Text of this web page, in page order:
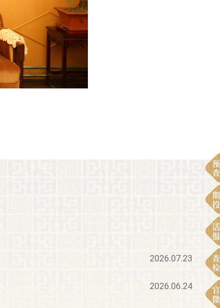
2026.07.23
2026.06.24